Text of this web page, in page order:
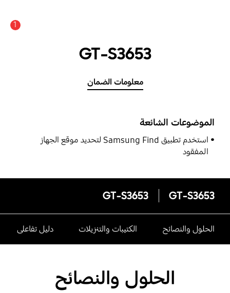
1
GT-S3653
معلومات الضمان
الموضوعات الشائعة
استخدم تطبيق Samsung Find لتحديد موقع الجهاز
المفقود
GT-S3653
GT-S3653
الحلول والنصائح الكتيبات والتنزيلات دليل تفاعلى
الحلول والنصائح